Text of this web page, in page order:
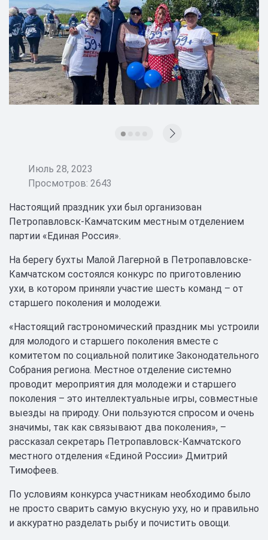
Июль 28, 2023
Просмотров: 2643
Настоящий праздник ухи был организован
Петропавловск-Камчатским местным отделением
партии «Единая Россия».
На берегу бухты Малой Лагерной в Петропавловске-
Камчатском состоялся конкурс по приготовлению
ухи, в котором приняли участие шесть команд – от
старшего поколения и молодежи.
«Настоящий гастрономический праздник мы устроили
для молодого и старшего поколения вместе с
комитетом по социальной политике Законодательного
Собрания региона. Местное отделение системно
проводит мероприятия для молодежи и старшего
поколения – это интеллектуальные игры, совместные
выезды на природу. Они пользуются спросом и очень
значимы, так как связывают два поколения», –
рассказал секретарь Петропавловск-Камчатского
местного отделения «Единой России» Дмитрий
Тимофеев.
По условиям конкурса участникам необходимо было
не просто сварить самую вкусную уху, но и правильно
и аккуратно разделать рыбу и почистить овощи.